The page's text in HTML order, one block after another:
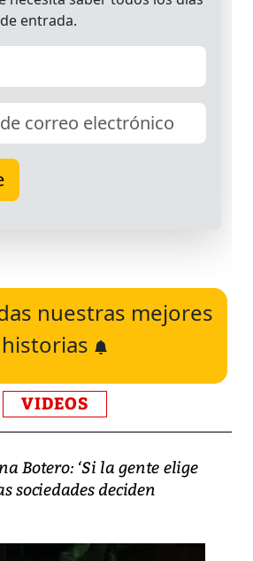
nuestras mejores
historias
VIDEOS
Botero: ‘Si la gente elige
sociedades deciden